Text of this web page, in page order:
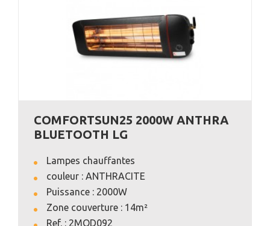
VOIR L'ANNONCE
COMFORTSUN25 2000W ANTHRA
BLUETOOTH LG
Lampes chauffantes
couleur : ANTHRACITE
Puissance : 2000W
Zone couverture : 14m²
Ref. : 2MOD092